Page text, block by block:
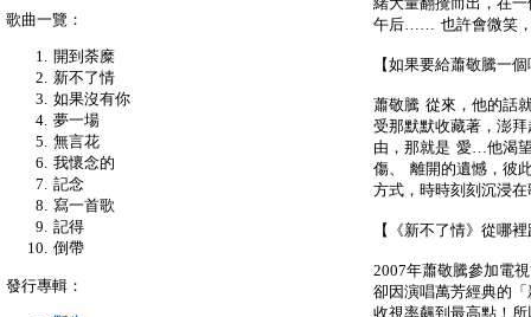
午后…… 也許會微笑，
【如果要給蕭敬騰一
蕭敬騰 從來，他的話
受那默默收藏著，澎
由，那就是 愛…他渴
傷、 離開的遺憾，彼
方式，時時刻刻沉浸
【《新不了情》從哪
2007年蕭敬騰參加電
卻因演唱萬芳經典的
收視率飆到最高點！
歌曲一覽：
開到荼糜
新不了情
如果沒有你
夢一場
無言花
我懷念的
記念
寫一首歌
記得
倒帶
發行專輯：